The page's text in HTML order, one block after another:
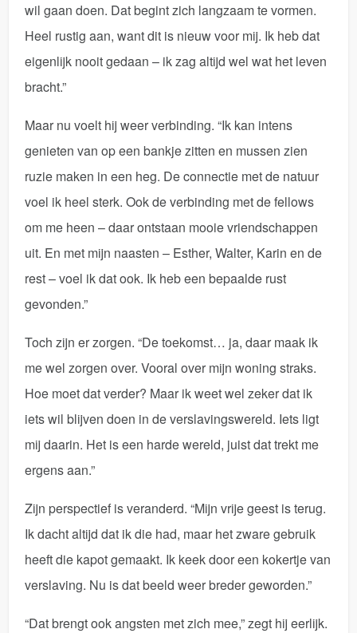
wil gaan doen. Dat begint zich langzaam te vormen.
Heel rustig aan, want dit is nieuw voor mij. Ik heb dat
eigenlijk nooit gedaan – ik zag altijd wel wat het leven
bracht.”
Maar nu voelt hij weer verbinding. “Ik kan intens
genieten van op een bankje zitten en mussen zien
ruzie maken in een heg. De connectie met de natuur
voel ik heel sterk. Ook de verbinding met de fellows
om me heen – daar ontstaan mooie vriendschappen
uit. En met mijn naasten – Esther, Walter, Karin en de
rest – voel ik dat ook. Ik heb een bepaalde rust
gevonden.”
Toch zijn er zorgen. “De toekomst… ja, daar maak ik
me wel zorgen over. Vooral over mijn woning straks.
Hoe moet dat verder? Maar ik weet wel zeker dat ik
iets wil blijven doen in de verslavingswereld. Iets ligt
mij daarin. Het is een harde wereld, juist dat trekt me
ergens aan.”
Zijn perspectief is veranderd. “Mijn vrije geest is terug.
Ik dacht altijd dat ik die had, maar het zware gebruik
heeft die kapot gemaakt. Ik keek door een kokertje van
verslaving. Nu is dat beeld weer breder geworden.”
“Dat brengt ook angsten met zich mee,” zegt hij eerlijk.